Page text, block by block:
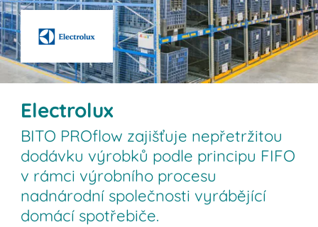
Electrolux
BITO PROflow zajišťuje nepřetržitou
dodávku výrobků podle principu FIFO
v rámci výrobního procesu
nadnárodní společnosti vyrábějící
domácí spotřebiče.